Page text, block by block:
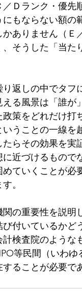
Ｄランク・優先
もならない額の
ありません（Ｅ
そうした「当た
返しの中でタフ
る風景は「誰が
策をどれだけ打
うことの一線を
らその効果を実
近づけるもので
ていくことが必
。
の重要性を説明
付いているかど
検査院のような
等民間（いわゆ
ることが必要で